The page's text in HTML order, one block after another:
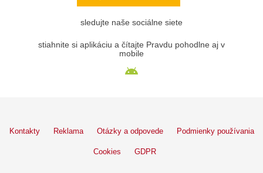
sledujte naše sociálne siete
stiahnite si aplikáciu a čítajte Pravdu pohodlne aj v
mobile
Kontakty Reklama Otázky a odpovede Podmienky používania
Cookies GDPR